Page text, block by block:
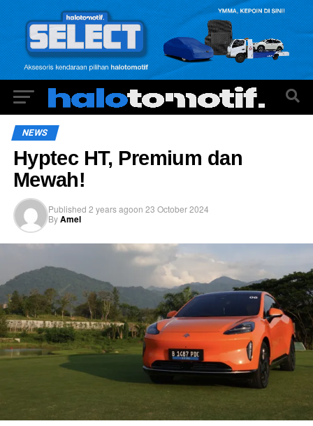
NEWS
Hyptec HT, Premium dan
Mewah!
Published 2 years agoon 23 October 2024
ByAmel